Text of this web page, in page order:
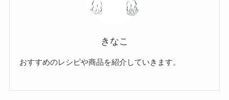
きなこ
おすすめのレシピや商品を紹介していきます。